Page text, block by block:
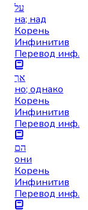
על
на; над
Корень
Инфинитив
Перевод инф.
אך
но; однако
Корень
Инфинитив
Перевод инф.
הם
они
Корень
Инфинитив
Перевод инф.